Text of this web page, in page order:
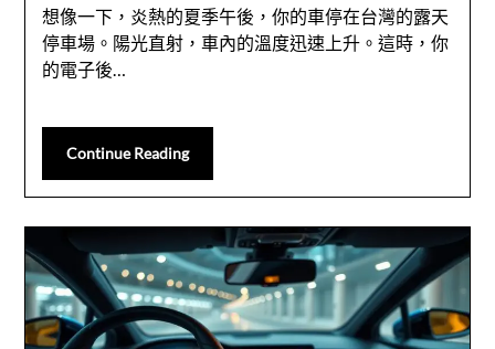
想像一下，炎熱的夏季午後，你的車停在台灣的露天
停車場。陽光直射，車內的溫度迅速上升。這時，你
的電子後…
Continue Reading